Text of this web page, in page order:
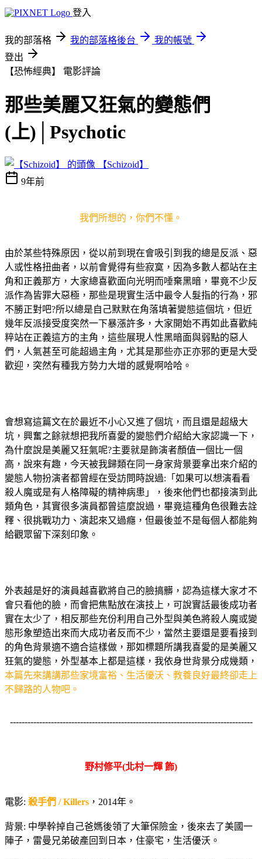
登入
我的部落格 我的部落格後台
我的帳號
登出
【恐怖經典】 電影評論
那些美麗又狂氣的變態們
(上)│Psychotic
【Schizoid】
9年前
我們所想的，你們不懂。
由於某些特殊原因，從以前到現在會吸引到我的總是反派、惡
人或性格扭曲者，以前會覺得有些寂寞，因為多數人都站在主
角和正義那方，大家總喜歡面向光明而唾棄黑暗，畢竟不少反
派作為皆罪大惡極，那些是現實生活中最令人髮指的行為，邪
不勝正對吧?所以總是自己默默在角落填著變態這個坑，但近
幾年反派接受度突然一下暴漲許多，大家開始不再如此喜歡純
粹站在正義這方的主角，這些展現人性黑暗面與弱點的惡人
們，人氣甚至可能超過主角，尤其是那些亦正亦邪的更是大受
歡迎，突然有種我方勢力大增的感覺啊哈哈。
會想寫這篇文在於最近不小心又進了個坑，而且還是超級大
坑，興奮之餘就想把我所喜愛的變態們介紹給大家認識一下，
為什麼說是美麗又狂氣呢?主要就是飾演者顏值一個比一個
高，說來有趣，今天被我歸類在同一身家背景要拿出來介紹的
變態人物扮演者都曾經在受訪問時說過:「如果可以想演看看
殺人魔或是有人格障礙的精神病患」，後來他們也都接演到此
類角色，其實很多演員都曾這麼說過，畢竟這種角色很難去詮
釋、很挑戰功力、演起來又過癮，但最後並不是每個人都能夠
給觀眾留下深刻印象。
外表越是好的演員越喜歡將自己的臉搞髒，認為這樣大家才不
會只看他的臉，而會把焦點放在演技上，可說實話最後成功者
實在太少了，相反那些充份利用自己外型與美色將殺人魔或變
態形象塑造出來而大成功者反而不少，當然主要還是要看接到
的角色背景適不適合這樣做，那如標題所講我喜愛的是美麗又
狂氣的變態，外型基本上都是這樣，我依身世背景分成幾類，
本篇先來講講那些家境富裕、生活優沃、教養良好最終卻走上
不歸路的人物吧。
-----------------------------------------------------------------------------------
野村修平(北村一輝 飾)
電影: 殺手們 / Killers ，2014年。
背景: 中學幹掉自己爸媽後領了大筆保險金，後來去了美國一
陣子，雷曼兄弟破產回到日本，住豪宅，生活優沃。